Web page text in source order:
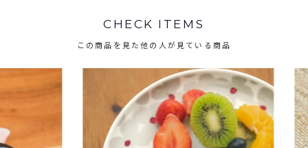
CHECK ITEMS
この商品を見た他の人が見ている商品